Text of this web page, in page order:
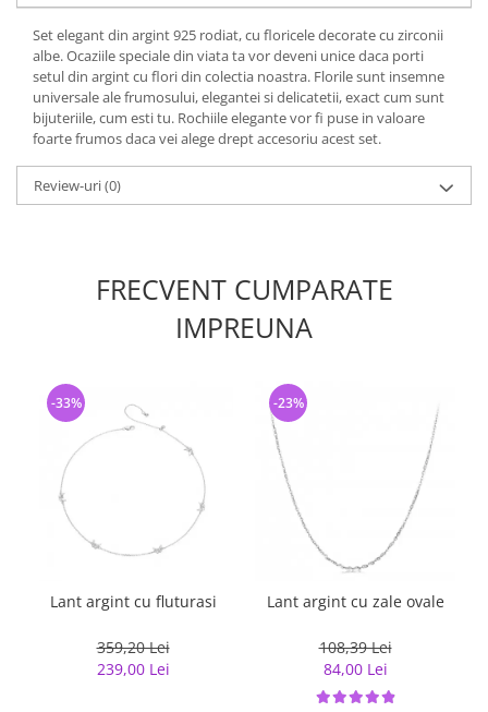
Set elegant din argint 925 rodiat, cu floricele decorate cu zirconii
albe. Ocaziile speciale din viata ta vor deveni unice daca porti
setul din argint cu flori din colectia noastra. Florile sunt insemne
universale ale frumosului, elegantei si delicatetii, exact cum sunt
bijuteriile, cum esti tu. Rochiile elegante vor fi puse in valoare
foarte frumos daca vei alege drept accesoriu acest set.
Review-uri(0)
FRECVENT CUMPARATE
IMPREUNA
Lant argint cu fluturasi
359,20 Lei
239,00 Lei
-33%
Lant argint cu zale ovale
108,39 Lei
84,00 Lei
-23%